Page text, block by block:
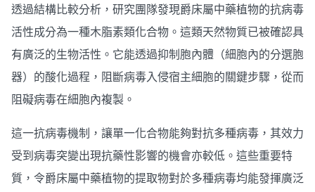
透過結構比較分析，研究團隊發現爵床屬中藥植物的抗病毒
活性成分為一種木脂素類化合物。這類天然物質已被確認具
有廣泛的生物活性。它能透過抑制胞內體（細胞內的分選胞
器）的酸化過程，阻斷病毒入侵宿主細胞的關鍵步驟，從而
阻礙病毒在細胞內複製。
這一抗病毒機制，讓單一化合物能夠對抗多種病毒，其效力
受到病毒突變出現抗藥性影響的機會亦較低。這些重要特
質，令爵床屬中藥植物的提取物對於多種病毒均能發揮廣泛